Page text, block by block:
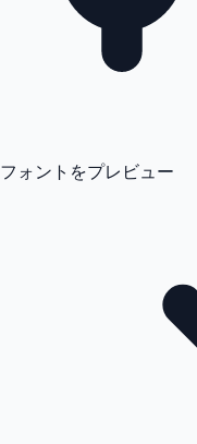
フォントをプレビュー